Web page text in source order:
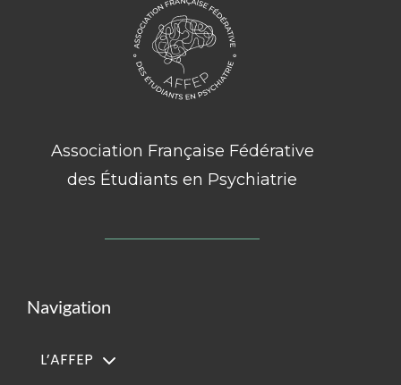
Association Française Fédérative
des Étudiants en Psychiatrie
Navigation
L’AFFEP